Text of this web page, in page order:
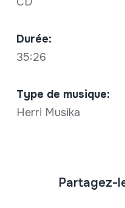
Durée:
35:26
Type de musique:
Herri Musika
Partagez-